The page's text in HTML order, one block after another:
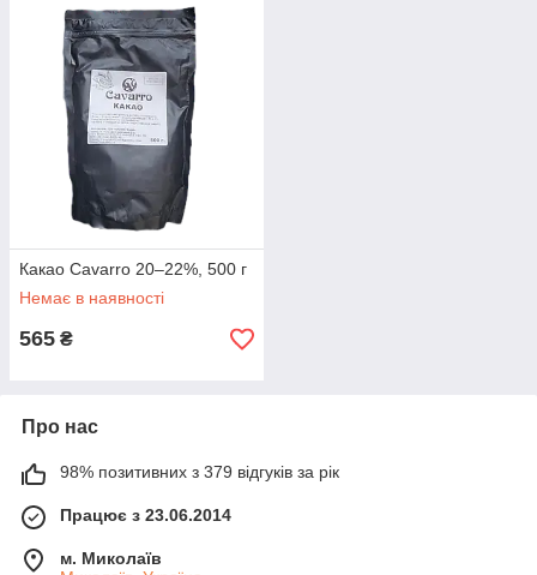
Какао Cavarro 20–22%, 500 г
Немає в наявності
565 ₴
Про нас
98% позитивних з 379 відгуків за рік
Працює з 23.06.2014
м. Миколаїв